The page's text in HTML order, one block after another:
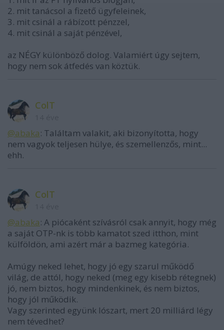
2. mit tanácsol a fizető ügyfeleinek,
3. mit csinál a rábízott pénzzel,
4. mit csinál a saját pénzével,
az NÉGY különböző dolog. Valamiért úgy sejtem,
hogy nem sok átfedés van köztük.
ColT
@abaka: Találtam valakit, aki bizonyította, hogy
nem vagyok teljesen hülye, és szemellenzős, mint...
ehh.
ColT
@abaka: A piócaként szívásról csak annyit, hogy még
a saját OTP-nk is több kamatot szed itthon, mint
külföldön, ami azért már a bazmeg kategória.
Amúgy neked lehet, hogy jó egy szarul működő
világ, de attól, hogy neked (meg egy kisebb rétegnek)
jó, nem biztos, hogy mindenkinek, és nem biztos,
hogy jól működik.
Vagy szerinted együnk lószart, mert 20 milliárd légy
nem tévedhet?